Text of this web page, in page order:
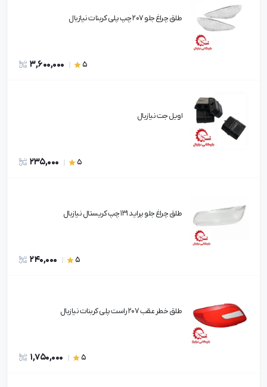
طلق چراغ جلو 207 چپ پلی کربنات نیازبال
5
3,600,000
اویل جت نیازبال
5
235,000
طلق چراغ جلو پراید 131 چپ کریستال نیازبال
5
240,000
طلق خطر عقب 207 راست پلی کربنات نیازبال
5
1,750,000